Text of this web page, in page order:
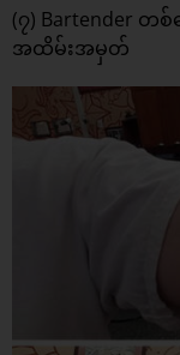
(၇) Bartender
အထိမ်းအမှတ်